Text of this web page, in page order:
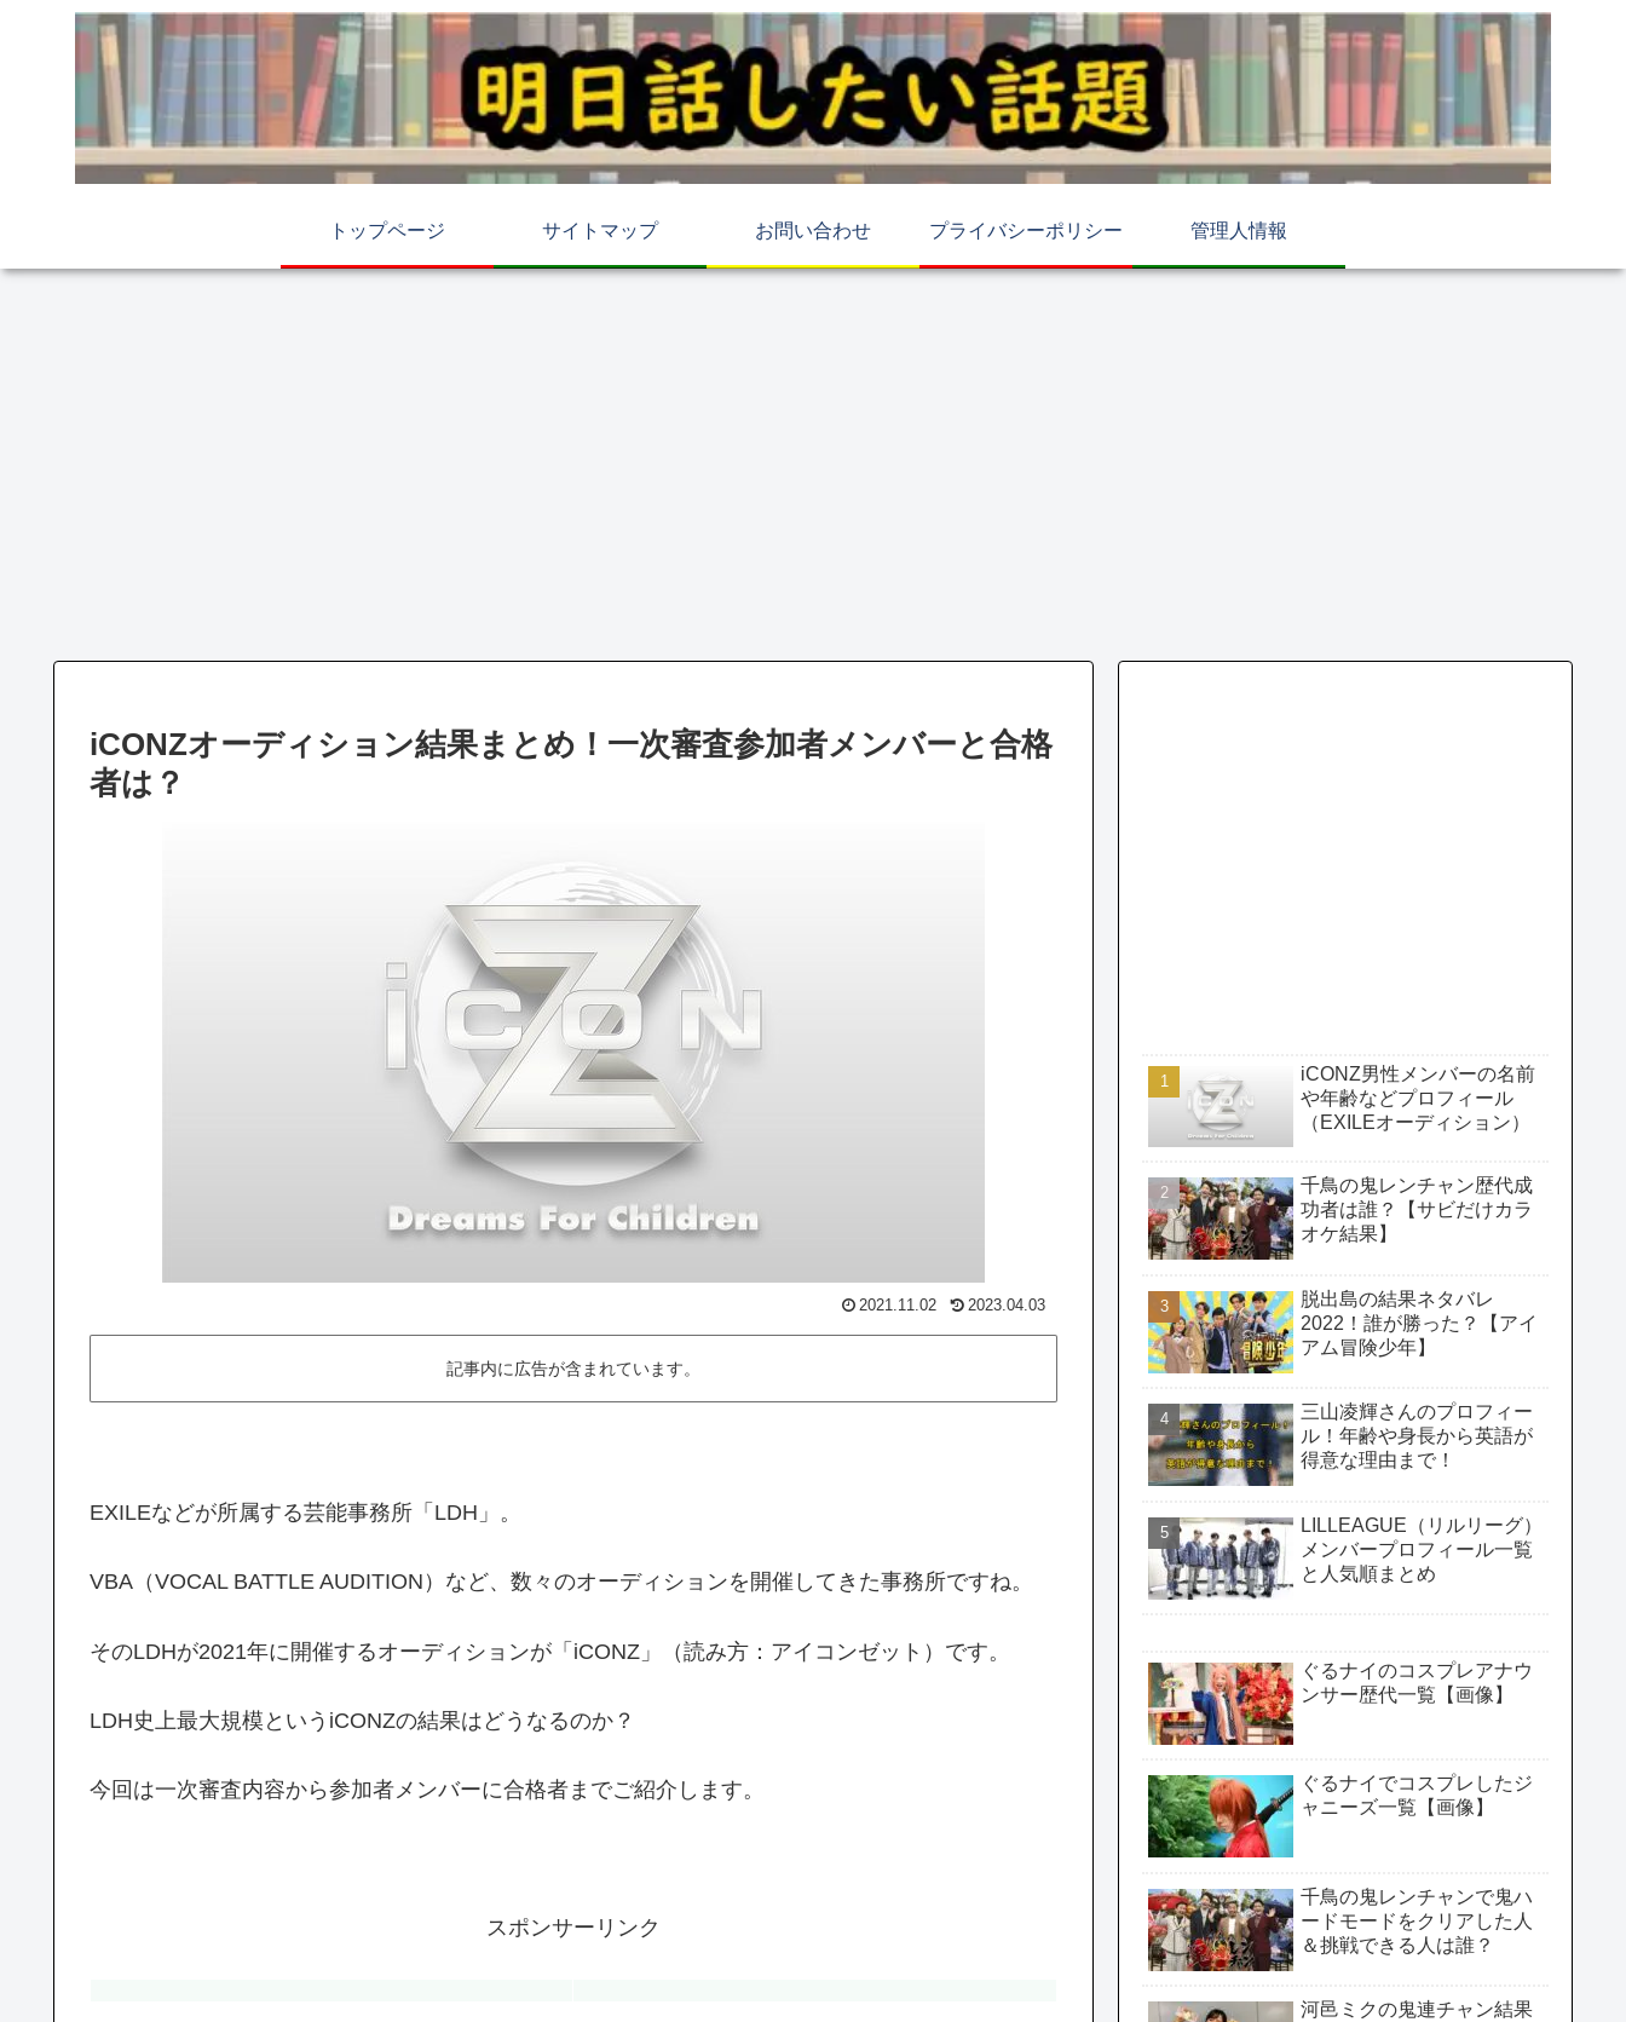
トップページ サイトマップ お問い合わせ プライバシーポリシー 管理人情報
iCONZオーディション結果まとめ！一次審査参加者メンバーと合格
者は？
2021.11.02 2023.04.03
記事内に広告が含まれています。
EXILEなどが所属する芸能事務所「LDH」。
VBA（VOCAL BATTLE AUDITION）など、数々のオーディションを開催してきた事務所ですね。
そのLDHが2021年に開催するオーディションが「iCONZ」（読み方：アイコンゼット）です。
LDH史上最大規模というiCONZの結果はどうなるのか？
今回は一次審査内容から参加者メンバーに合格者までご紹介します。
スポンサーリンク
iCONZ男性メンバーの名前
や年齢などプロフィール
（EXILEオーディション）
千鳥の鬼レンチャン歴代成
功者は誰？【サビだけカラ
オケ結果】
脱出島の結果ネタバレ
2022！誰が勝った？【アイ
アム冒険少年】
三山凌輝さんのプロフィー
ル！年齢や身長から英語が
得意な理由まで！
LILLEAGUE（リルリーグ）
メンバープロフィール一覧
と人気順まとめ
ぐるナイのコスプレアナウ
ンサー歴代一覧【画像】
ぐるナイでコスプレしたジ
ャニーズ一覧【画像】
千鳥の鬼レンチャンで鬼ハ
ードモードをクリアした人
＆挑戦できる人は誰？
河邑ミクの鬼連チャン結果